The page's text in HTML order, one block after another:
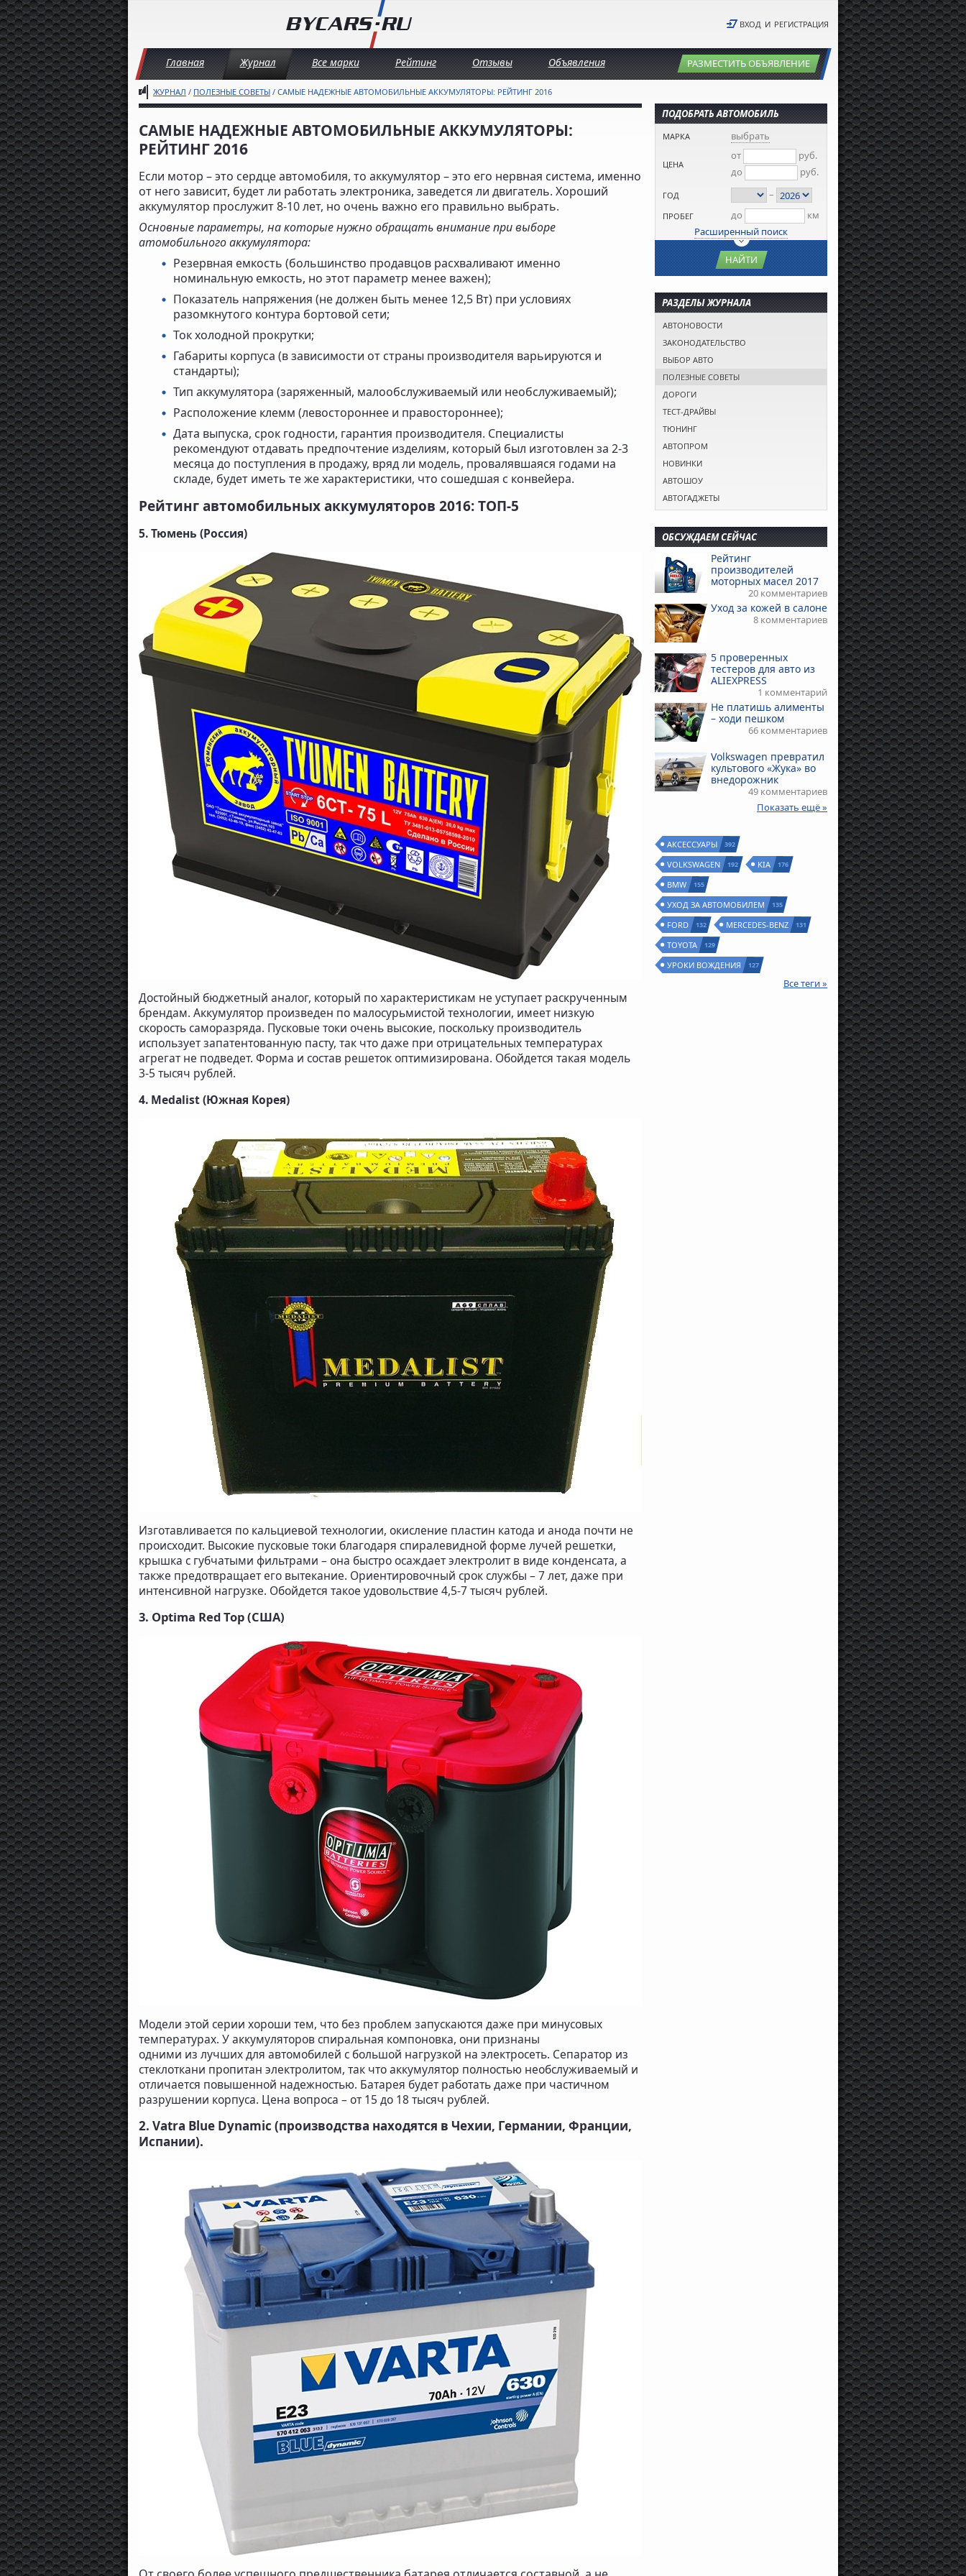
ВХОД И РЕГИСТРАЦИЯ
Главная Журнал Все марки Рейтинг Отзывы Объявления РАЗМЕСТИТЬ ОБЪЯВЛЕНИЕ
ЖУРНАЛ / ПОЛЕЗНЫЕ СОВЕТЫ / САМЫЕ НАДЕЖНЫЕ АВТОМОБИЛЬНЫЕ АККУМУЛЯТОРЫ: РЕЙТИНГ 2016
САМЫЕ НАДЕЖНЫЕ АВТОМОБИЛЬНЫЕ АККУМУЛЯТОРЫ:
РЕЙТИНГ 2016
Если мотор – это сердце автомобиля, то аккумулятор – это его нервная система, именно
от него зависит, будет ли работать электроника, заведется ли двигатель. Хороший
аккумулятор прослужит 8-10 лет, но очень важно его правильно выбрать.
Основные параметры, на которые нужно обращать внимание при выборе
атомобильного аккумулятора:
Резервная емкость (большинство продавцов расхваливают именно
номинальную емкость, но этот параметр менее важен);
Показатель напряжения (не должен быть менее 12,5 Вт) при условиях
разомкнутого контура бортовой сети;
Ток холодной прокрутки;
Габариты корпуса (в зависимости от страны производителя варьируются и
стандарты);
Тип аккумулятора (заряженный, малообслуживаемый или необслуживаемый);
Расположение клемм (левостороннее и правостороннее);
Дата выпуска, срок годности, гарантия производителя. Специалисты
рекомендуют отдавать предпочтение изделиям, который был изготовлен за 2-3
месяца до поступления в продажу, вряд ли модель, провалявшаяся годами на
складе, будет иметь те же характеристики, что сошедшая с конвейера.
Рейтинг автомобильных аккумуляторов 2016: ТОП-5
5. Тюмень (Россия)
Достойный бюджетный аналог, который по характеристикам не уступает раскрученным
брендам. Аккумулятор произведен по малосурьмистой технологии, имеет низкую
скорость саморазряда. Пусковые токи очень высокие, поскольку производитель
использует запатентованную пасту, так что даже при отрицательных температурах
агрегат не подведет. Форма и состав решеток оптимизирована. Обойдется такая модель
3-5 тысяч рублей.
4. Medalist (Южная Корея)
Изготавливается по кальциевой технологии, окисление пластин катода и анода почти не
происходит. Высокие пусковые токи благодаря спиралевидной форме лучей решетки,
крышка с губчатыми фильтрами – она быстро осаждает электролит в виде конденсата, а
также предотвращает его вытекание. Ориентировочный срок службы – 7 лет, даже при
интенсивной нагрузке. Обойдется такое удовольствие 4,5-7 тысяч рублей.
3. Optima Red Top (США)
Модели этой серии хороши тем, что без проблем запускаются даже при минусовых
температурах. У аккумуляторов спиральная компоновка, они признаны
одними из лучших для автомобилей с большой нагрузкой на электросеть. Сепаратор из
стеклоткани пропитан электролитом, так что аккумулятор полностью необслуживаемый и
отличается повышенной надежностью. Батарея будет работать даже при частичном
разрушении корпуса. Цена вопроса – от 15 до 18 тысяч рублей.
2. Vatra Blue Dynamic (производства находятся в Чехии, Германии, Франции,
Испании).
ПОДОБРАТЬ АВТОМОБИЛЬ
МАРКА выбрать
ЦЕНА
от
руб.
до
руб.
ГОД –
ПРОБЕГ до
км
Расширенный поиск
НАЙТИ
РАЗДЕЛЫ ЖУРНАЛА
АВТОНОВОСТИ
ЗАКОНОДАТЕЛЬСТВО
ВЫБОР АВТО
ПОЛЕЗНЫЕ СОВЕТЫ
ДОРОГИ
ТЕСТ-ДРАЙВЫ
ТЮНИНГ
АВТОПРОМ
НОВИНКИ
АВТОШОУ
АВТОГАДЖЕТЫ
ОБСУЖДАЕМ СЕЙЧАС
Рейтинг
производителей
моторных масел 2017
20 комментариев
Уход за кожей в салоне
8 комментариев
5 проверенных
тестеров для авто из
ALIEXPRESS
1 комментарий
Не платишь алименты
– ходи пешком
66 комментариев
Volkswagen превратил
культового «Жука» во
внедорожник
49 комментариев
Показать ещё »
АКСЕССУАРЫ 392
VOLKSWAGEN 192 KIA 176
BMW 155
УХОД ЗА АВТОМОБИЛЕМ 135
FORD 132 MERCEDES-BENZ 131
TOYOTA 129
УРОКИ ВОЖДЕНИЯ 127
Все теги »